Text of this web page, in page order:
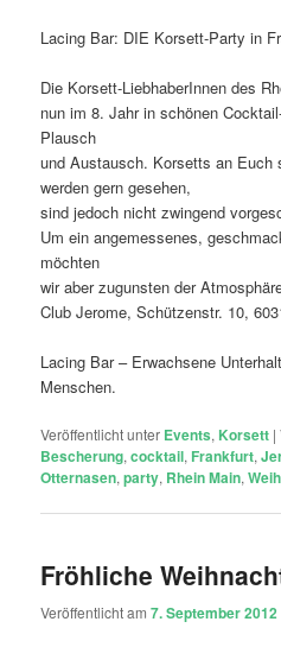
Lacing Bar: DIE Korsett-Party in
Die Korsett-LiebhaberInnen des
nun im 8. Jahr in schönen
Plausch
und Austausch. Korsetts an Euch
werden gern gesehen,
sind jedoch nicht zwingend
Um ein angemessenes,
möchten
wir aber zugunsten der
Club Jerome, Schützenstr. 10,
Lacing Bar – Erwachsene
Menschen.
Veröffentlicht unter Events, Korsett |
Bescherung,cocktail, Frankfurt,
Otternasen,party, Rhein Main,
Fröhliche
Veröffentlicht am7. September 2012